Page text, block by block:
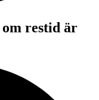
restid är